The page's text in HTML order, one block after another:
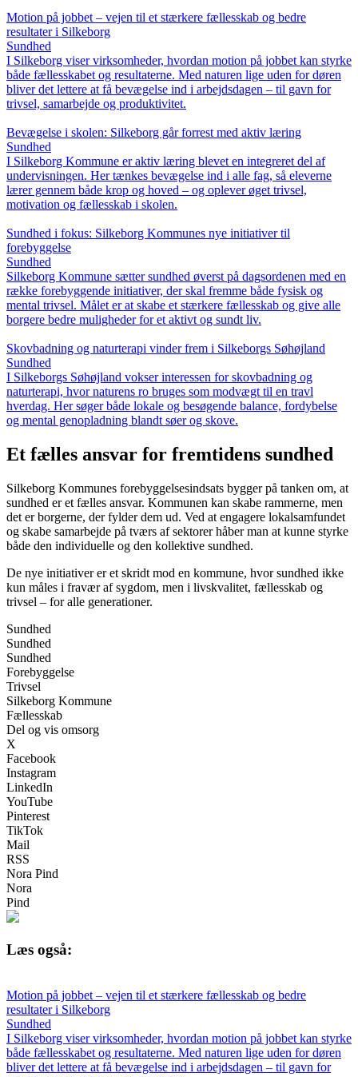
Motion på jobbet – vejen til et stærkere fællesskab og bedre
resultater i Silkeborg
Sundhed
I Silkeborg viser virksomheder, hvordan motion på jobbet kan styrke
både fællesskabet og resultaterne. Med naturen lige uden for døren
bliver det lettere at få bevægelse ind i arbejdsdagen – til gavn for
trivsel, samarbejde og produktivitet.
Bevægelse i skolen: Silkeborg går forrest med aktiv læring
Sundhed
I Silkeborg Kommune er aktiv læring blevet en integreret del af
undervisningen. Her tænkes bevægelse ind i alle fag, så eleverne
lærer gennem både krop og hoved – og oplever øget trivsel,
motivation og fællesskab i skolen.
Sundhed i fokus: Silkeborg Kommunes nye initiativer til
forebyggelse
Sundhed
Silkeborg Kommune sætter sundhed øverst på dagsordenen med en
række forebyggende initiativer, der skal fremme både fysisk og
mental trivsel. Målet er at skabe et stærkere fællesskab og give alle
borgere bedre muligheder for et aktivt og sundt liv.
Skovbadning og naturterapi vinder frem i Silkeborgs Søhøjland
Sundhed
I Silkeborgs Søhøjland vokser interessen for skovbadning og
naturterapi, hvor naturens ro bruges som modvægt til en travl
hverdag. Her søger både lokale og besøgende balance, fordybelse
og mental genopladning blandt søer og skove.
Et fælles ansvar for fremtidens sundhed
Silkeborg Kommunes forebyggelsesindsats bygger på tanken om, at
sundhed er et fælles ansvar. Kommunen kan skabe rammerne, men
det er borgerne, der fylder dem ud. Ved at engagere lokalsamfundet
og skabe samarbejde på tværs af sektorer håber man at kunne styrke
både den individuelle og den kollektive sundhed.
De nye initiativer er et skridt mod en kommune, hvor sundhed ikke
kun måles i fravær af sygdom, men i livskvalitet, fællesskab og
trivsel – for alle generationer.
Sundhed
Sundhed
Sundhed
Forebyggelse
Trivsel
Silkeborg Kommune
Fællesskab
Del og vis omsorg
X
Facebook
Instagram
LinkedIn
YouTube
Pinterest
TikTok
Mail
RSS
Nora Pind
Nora
Pind
Læs også:
Motion på jobbet – vejen til et stærkere fællesskab og bedre
resultater i Silkeborg
Sundhed
I Silkeborg viser virksomheder, hvordan motion på jobbet kan styrke
både fællesskabet og resultaterne. Med naturen lige uden for døren
bliver det lettere at få bevægelse ind i arbejdsdagen – til gavn for